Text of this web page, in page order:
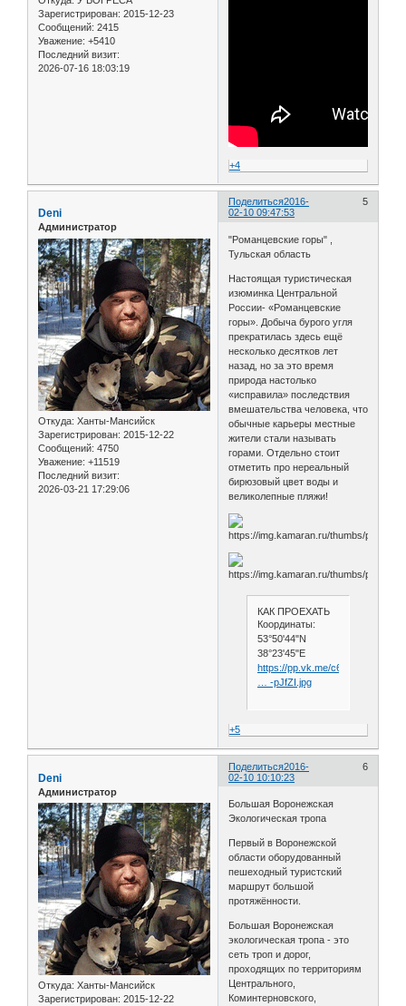
Зарегистрирован: 2015-12-23
Сообщений: 2415
Уважение: +5410
Последний визит:
2026-07-16 18:03:19
+4
Поделиться 5
2016-
02-10 09:47:53
Deni
Администратор
Откуда: Ханты-Мансийск
Зарегистрирован: 2015-12-22
Сообщений: 4750
Уважение: +11519
Последний визит:
2026-03-21 17:29:06
"Романцевские горы" ,
Тульская область
Настоящая туристическая
изюминка Центральной
России- «Романцевские
горы». Добыча бурого угля
прекратилась здесь ещё
несколько десятков лет
назад, но за это время
природа настолько
«исправила» последствия
вмешательства человека, что
обычные карьеры местные
жители стали называть
горами. Отдельно стоит
отметить про нереальный
бирюзовый цвет воды и
великолепные пляжи!
КАК ПРОЕХАТЬ
Координаты:
53°50'44"N
38°23'45"E
https://pp.vk.me/c629231/
… -pJfZI.jpg
+5
Поделиться 6
2016-
02-10 10:10:23
Deni
Администратор
Откуда: Ханты-Мансийск
Зарегистрирован: 2015-12-22
Большая Воронежская
Экологическая тропа
Первый в Воронежской
области оборудованный
пешеходный туристский
маршрут большой
протяжённости.
Большая Воронежская
экологическая тропа - это
сеть троп и дорог,
проходящих по территориям
Центрального,
Коминтерновского,